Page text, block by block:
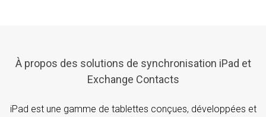
À propos des solutions de synchronisation iPad et
Exchange Contacts
iPad est une gamme de tablettes conçues, développées et